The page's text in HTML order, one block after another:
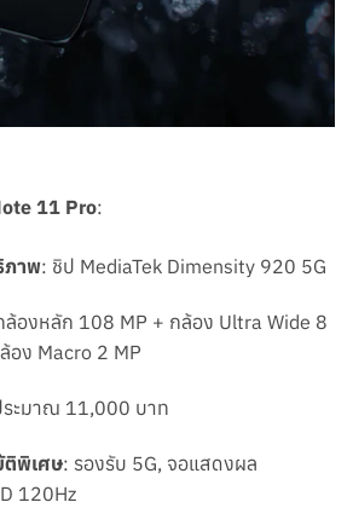
11 Pro:
ภาพ: ชิป MediaTek Dimensity 920 5G
ล้องหลัก 108 MP + กล้อง Ultra Wide 8
อง Macro 2 MP
ระมาณ 11,000 บาท
พิเศษ: รองรับ 5G, จอแสดงผล
120Hz